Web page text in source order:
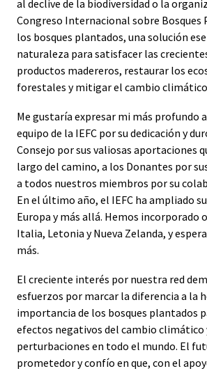
al declive de la biodiversidad o la
Congreso Internacional sobre Bosques
los bosques plantados, una solución
naturaleza para satisfacer las
productos madereros, restaurar los
forestales y mitigar el cambio
Me gustaría expresar mi más profundo
equipo de la IEFC por su dedicación y
Consejo por sus valiosas aportaciones
largo del camino, a los Donantes por
a todos nuestros miembros por su
En el último año, el IEFC ha ampliado
Europa y más allá. Hemos incorporado
Italia, Letonia y Nueva Zelanda, y
más.
El creciente interés por nuestra red
esfuerzos por marcar la diferencia a la
importancia de los bosques plantados
efectos negativos del cambio climático
perturbaciones en todo el mundo. El
prometedor y confío en que, con el